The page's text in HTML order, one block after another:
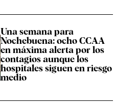
Una semana para
Nochebuena: ocho CCAA
en máxima alerta por los
contagios aunque los
hospitales siguen en riesgo
medio